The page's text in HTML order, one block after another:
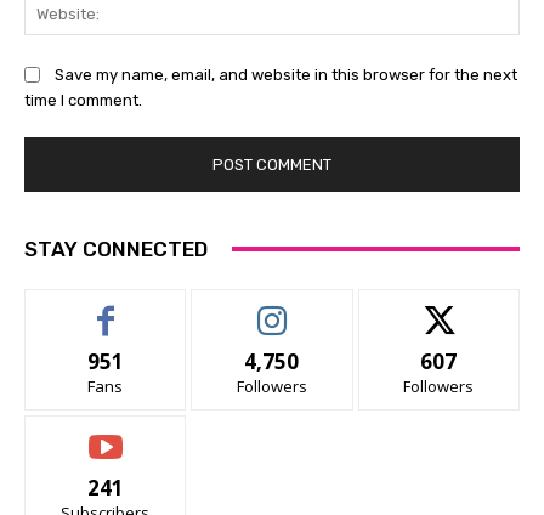
Save my name, email, and website in this browser for the next
time I comment.
STAY CONNECTED
951
Fans
4,750
Followers
607
Followers
241